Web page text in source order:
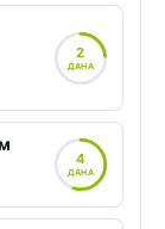
2
ДАНА
4
ДАНА